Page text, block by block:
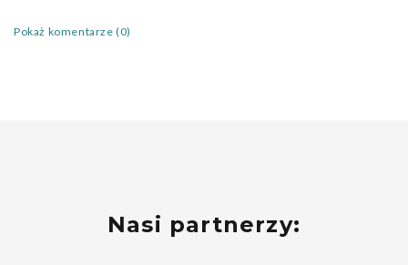
Pokaż komentarze (0)
Nasi partnerzy: